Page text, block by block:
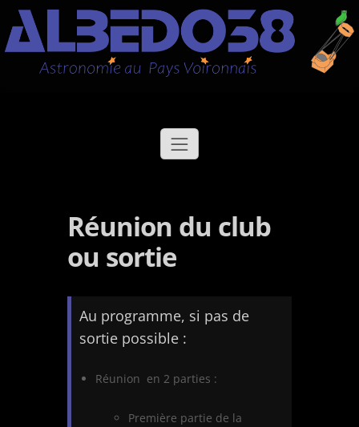
Réunion du club
ou sortie
Au programme, si pas de
sortie possible :
Réunion en 2 parties :
Première partie de la